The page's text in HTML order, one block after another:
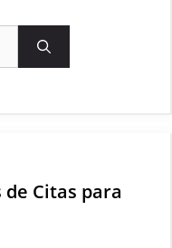
Citas para